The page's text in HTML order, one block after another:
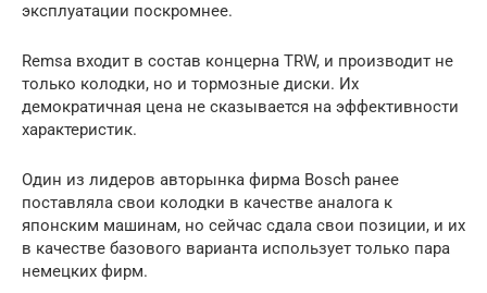
эксплуатации поскромнее.
Remsa входит в состав концерна TRW, и производит не
только колодки, но и тормозные диски. Их
демократичная цена не сказывается на эффективности
характеристик.
Один из лидеров авторынка фирма Bosch ранее
поставляла свои колодки в качестве аналога к
японским машинам, но сейчас сдала свои позиции, и их
в качестве базового варианта использует только пара
немецких фирм.